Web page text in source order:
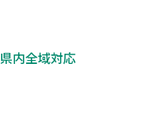
内全域対応